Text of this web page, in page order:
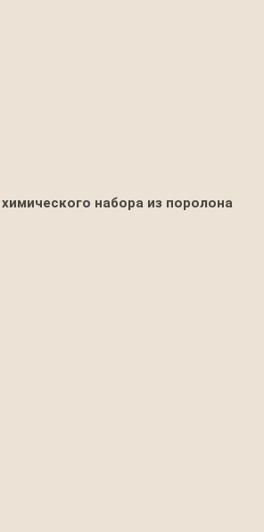
набора из поролона